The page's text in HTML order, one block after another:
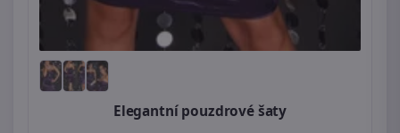
Elegantní pouzdrové šaty